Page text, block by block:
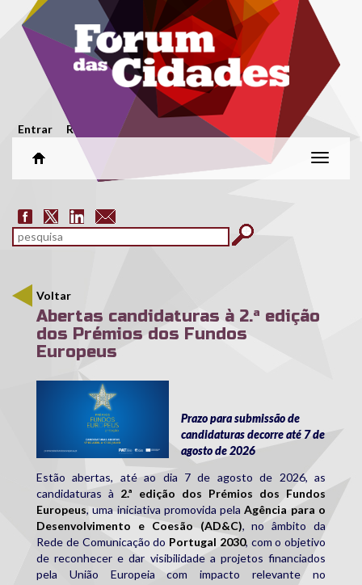
Passar para o conteúdo principal
Menu secundário
Entrar Registar
Alterar
Formulário de pesquisa
pesquisar
Voltar
Abertas candidaturas à 2.ª edição
dos Prémios dos Fundos
Europeus
pt2030_premiosfe.png
Prazo para submissão de
candidaturas decorre até 7 de
agosto de 2026
Estão abertas, até ao dia 7 de agosto de 2026, as
candidaturas à 2.ª edição dos Prémios dos Fundos
Europeus, uma iniciativa promovida pelaAgência para o
Desenvolvimento e Coesão (AD&C), no âmbito da
Rede de Comunicação do Portugal 2030, com o objetivo
de reconhecer e dar visibilidade a projetos financiados
pela União Europeia com impacto relevante no